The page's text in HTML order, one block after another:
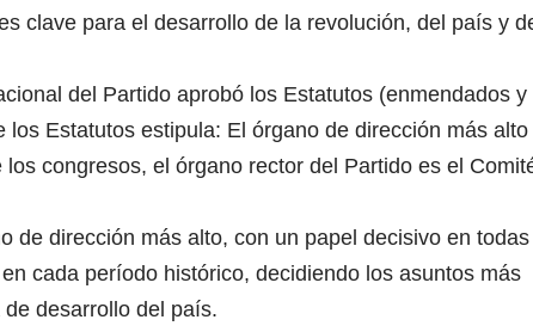
clave para el desarrollo de la revolución, del país y
del Partido aprobó los Estatutos (enmendados y
Estatutos estipula: El órgano de dirección más alto
congresos, el órgano rector del Partido es el
de dirección más alto, con un papel decisivo en todas
cada período histórico, decidiendo los asuntos más
desarrollo del país.